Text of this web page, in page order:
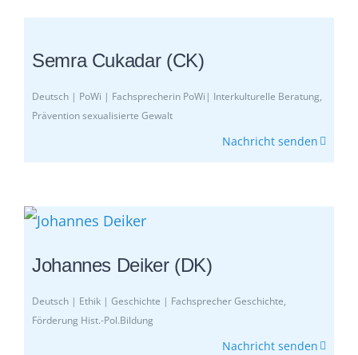
Semra Cukadar (CK)
Deutsch | PoWi | Fachsprecherin PoWi| Interkulturelle Beratung,
Prävention sexualisierte Gewalt
Nachricht senden
Johannes Deiker (DK)
Deutsch | Ethik | Geschichte | Fachsprecher Geschichte,
Förderung Hist.-Pol.Bildung
Nachricht senden